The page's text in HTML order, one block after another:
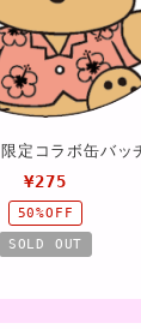
¥275
50%OFF
SOLD OUT